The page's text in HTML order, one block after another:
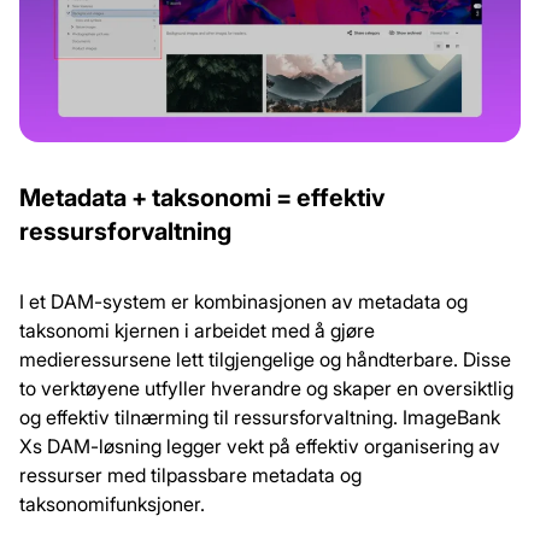
Metadata + taksonomi = effektiv
ressursforvaltning
I et DAM-system er kombinasjonen av metadata og
taksonomi kjernen i arbeidet med å gjøre
medieressursene lett tilgjengelige og håndterbare. Disse
to verktøyene utfyller hverandre og skaper en oversiktlig
og effektiv tilnærming til ressursforvaltning. ImageBank
Xs DAM-løsning legger vekt på effektiv organisering av
ressurser med tilpassbare metadata og
taksonomifunksjoner.